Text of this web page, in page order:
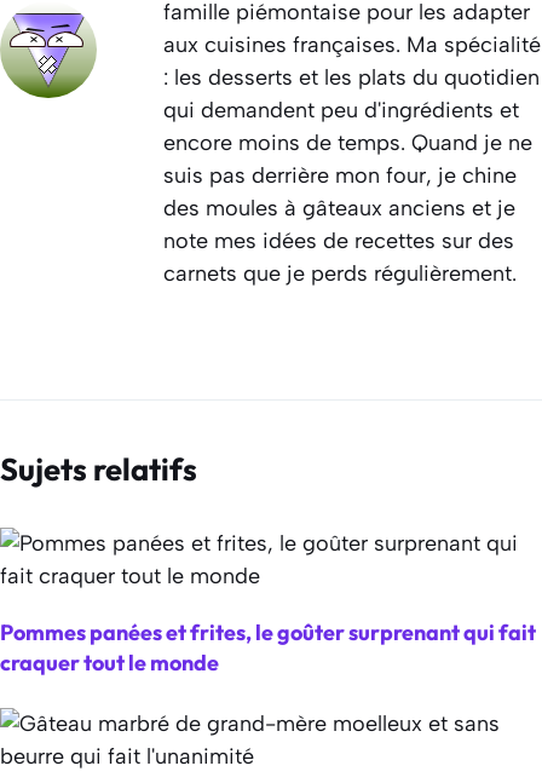
famille piémontaise pour les adapter
aux cuisines françaises. Ma spécialité
: les desserts et les plats du quotidien
qui demandent peu d'ingrédients et
encore moins de temps. Quand je ne
suis pas derrière mon four, je chine
des moules à gâteaux anciens et je
note mes idées de recettes sur des
carnets que je perds régulièrement.
Sujets relatifs
Pommes panées et frites, le goûter surprenant qui fait
craquer tout le monde